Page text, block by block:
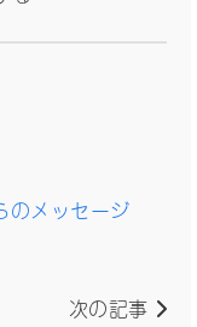
のメッセージ
次の記事